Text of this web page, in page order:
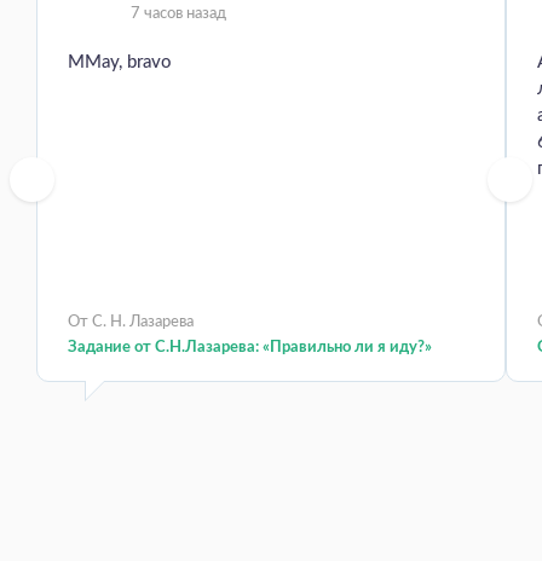
7 часов назад
MMay, bravo
От С. Н. Лазарева
Задание от С.Н.Лазарева: «Правильно ли я иду?»